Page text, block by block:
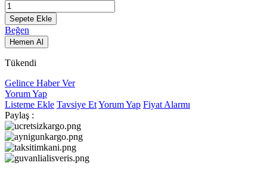
Sepete Ekle
Beğen
Hemen Al
Tükendi
Gelince Haber Ver
Yorum Yap
Listeme Ekle Tavsiye EtYorum Yap Fiyat Alarmı
Paylaş :